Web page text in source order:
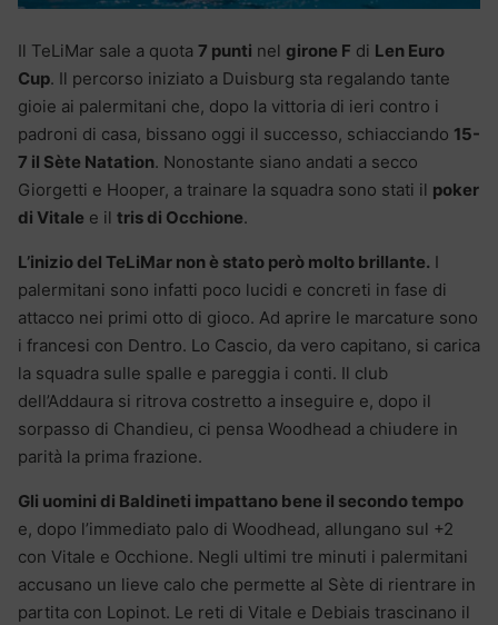
Il TeLiMar sale a quota 7 punti nel girone F di Len Euro
Cup. Il percorso iniziato a Duisburg sta regalando tante
gioie ai palermitani che, dopo la vittoria di ieri contro i
padroni di casa, bissano oggi il successo, schiacciando 15-
7 il Sète Natation. Nonostante siano andati a secco
Giorgetti e Hooper, a trainare la squadra sono stati il poker
di Vitale e il tris di Occhione.
L’inizio del TeLiMar non è stato però molto brillante. I
palermitani sono infatti poco lucidi e concreti in fase di
attacco nei primi otto di gioco. Ad aprire le marcature sono
i francesi con Dentro. Lo Cascio, da vero capitano, si carica
la squadra sulle spalle e pareggia i conti. Il club
dell’Addaura si ritrova costretto a inseguire e, dopo il
sorpasso di Chandieu, ci pensa Woodhead a chiudere in
parità la prima frazione.
Gli uomini di Baldineti impattano bene il secondo tempo
e, dopo l’immediato palo di Woodhead, allungano sul +2
con Vitale e Occhione. Negli ultimi tre minuti i palermitani
accusano un lieve calo che permette al Sète di rientrare in
partita con Lopinot. Le reti di Vitale e Debiais trascinano il